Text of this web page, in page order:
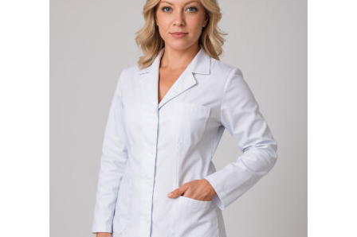
📲Замовити дзвінок
🟢Безкоштовна консультація
Таблиця розмірів